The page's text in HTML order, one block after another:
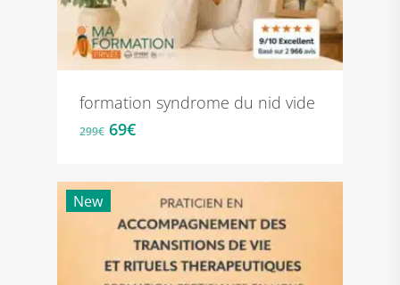
formation syndrome du nid vide
299€ Le
était :
69€Le
est :
69€.
New